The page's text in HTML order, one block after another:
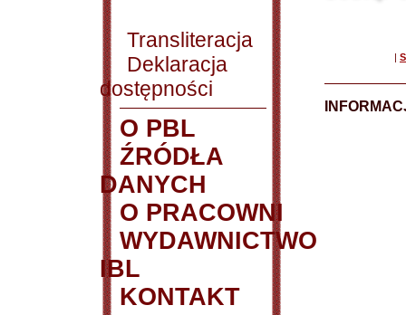
Transliteracja
Deklaracja
dostępności
O PBL
ŹRÓDŁA
DANYCH
O PRACOWNI
WYDAWNICTWO
IBL
KONTAKT
|